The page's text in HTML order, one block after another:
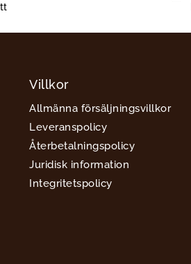
Villkor
Allmänna försäljningsvillkor
Leveranspolicy
Återbetalningspolicy
Juridisk information
Integritetspolicy